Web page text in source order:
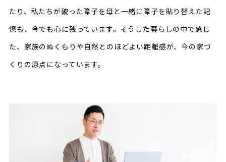
たり、私たちが破った障子を母と一緒に障子を貼り替えた記
憶も、今でも心に残っています。そうした暮らしの中で感じ
た、家族のぬくもりや自然とのほどよい距離感が、今の家づ
くりの原点になっています。